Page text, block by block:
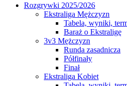
Rozgrywki 2025/2026
Ekstraliga Mężczyzn
Tabela, wyniki,
Baraż o Ekstraligę
3v3 Mężczyzn
Runda zasadnicza
Półfinały
Finał
Ekstraliga Kobiet